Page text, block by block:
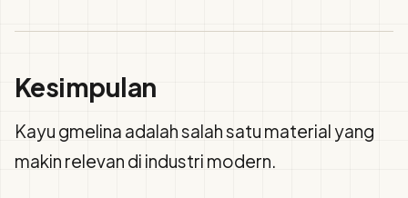
Kesimpulan
Kayu gmelina adalah salah satu material yang
makin relevan di industri modern.